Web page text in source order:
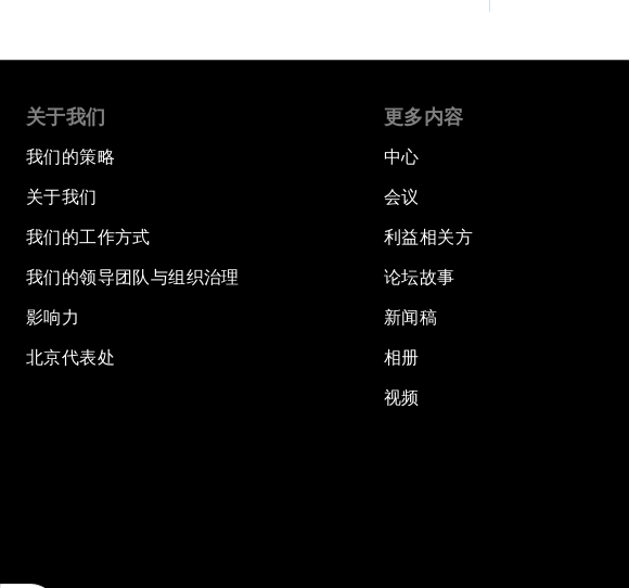
关于我们
我们的策略
关于我们
我们的工作方式
我们的领导团队与组织治理
影响力
北京代表处
更多内容
中心
会议
利益相关方
论坛故事
新闻稿
相册
视频